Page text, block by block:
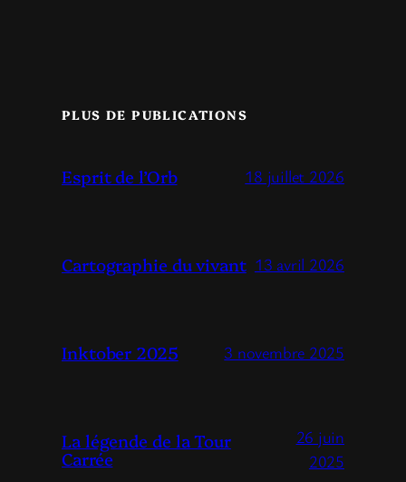
PLUS DE PUBLICATIONS
Esprit de l’Orb 18 juillet 2026
Cartographie du vivant 13 avril 2026
Inktober 2025 3 novembre 2025
La légende de la Tour
Carrée
26 juin
2025